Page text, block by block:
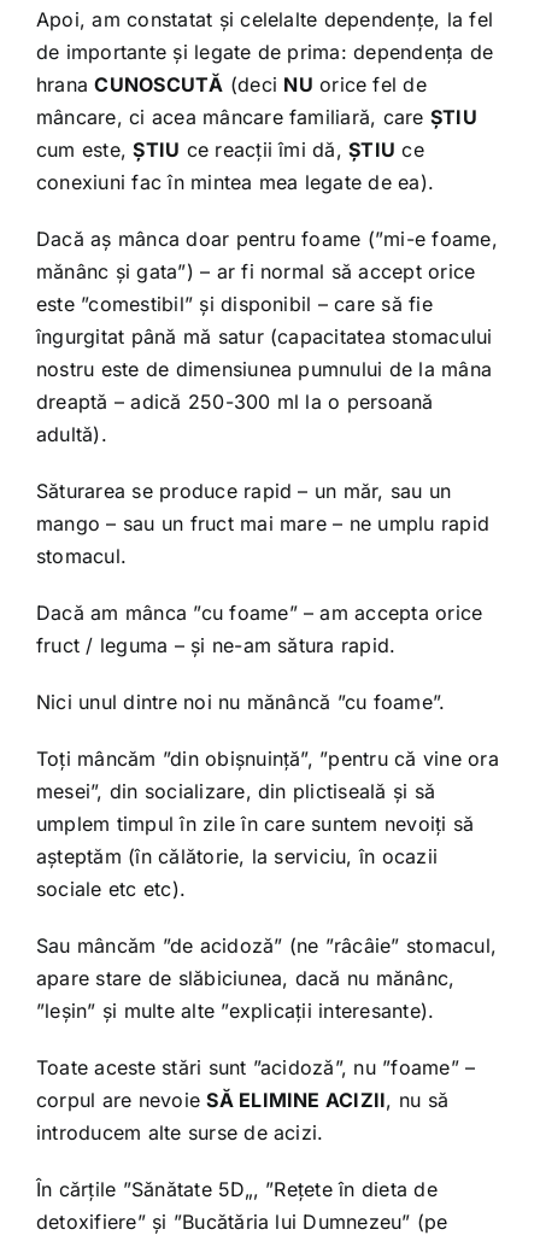
Apoi, am constatat și celelalte dependențe, la fel
de importante și legate de prima: dependența de
hranaCUNOSCUTĂ (deci NU orice fel de
mâncare, ci acea mâncare familiară, care ȘTIU
cum este,ȘTIU ce reacții îmi dă,ȘTIU ce
conexiuni fac în mintea mea legate de ea).
Dacă aș mânca doar pentru foame (”mi-e foame,
mănânc și gata”) – ar fi normal să accept orice
este ”comestibil” și disponibil – care să fie
îngurgitat până mă satur (capacitatea stomacului
nostru este de dimensiunea pumnului de la mâna
dreaptă – adică 250-300 ml la o persoană
adultă).
Săturarea se produce rapid – un măr, sau un
mango – sau un fruct mai mare – ne umplu rapid
stomacul.
Dacă am mânca ”cu foame” – am accepta orice
fruct / leguma – și ne-am sătura rapid.
Nici unul dintre noi nu mănâncă ”cu foame”.
Toți mâncăm ”din obișnuință”, ”pentru că vine ora
mesei”, din socializare, din plictiseală și să
umplem timpul în zile în care suntem nevoiți să
așteptăm (în călătorie, la serviciu, în ocazii
sociale etc etc).
Sau mâncăm ”de acidoză” (ne ”râcâie” stomacul,
apare stare de slăbiciunea, dacă nu mănânc,
”leșin” și multe alte ”explicații interesante).
Toate aceste stări sunt ”acidoză”, nu ”foame” –
corpul are nevoieSĂ ELIMINE ACIZII, nu să
introducem alte surse de acizi.
În cărțile ”Sănătate 5D„, ”Rețete în dieta de
detoxifiere” și ”Bucătăria lui Dumnezeu” (pe